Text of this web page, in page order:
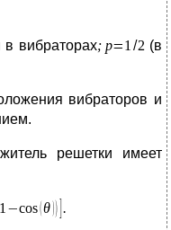
вибраторах
(в
вибраторов и
решетки имеет